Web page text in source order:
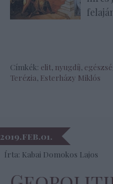
Címkék: elit nyugdíj
Terézia Esterházy Miklós
2019.feb.01.
Írta: Kabai Domokos Lajos